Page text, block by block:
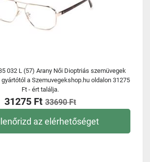
032 L (57) Arany Női Dioptriás szemüvegek
a Szemuvegekshop.hu oldalon 31275
Ft - ért találja.
31275 Ft 33690 Ft
az elérhetőséget